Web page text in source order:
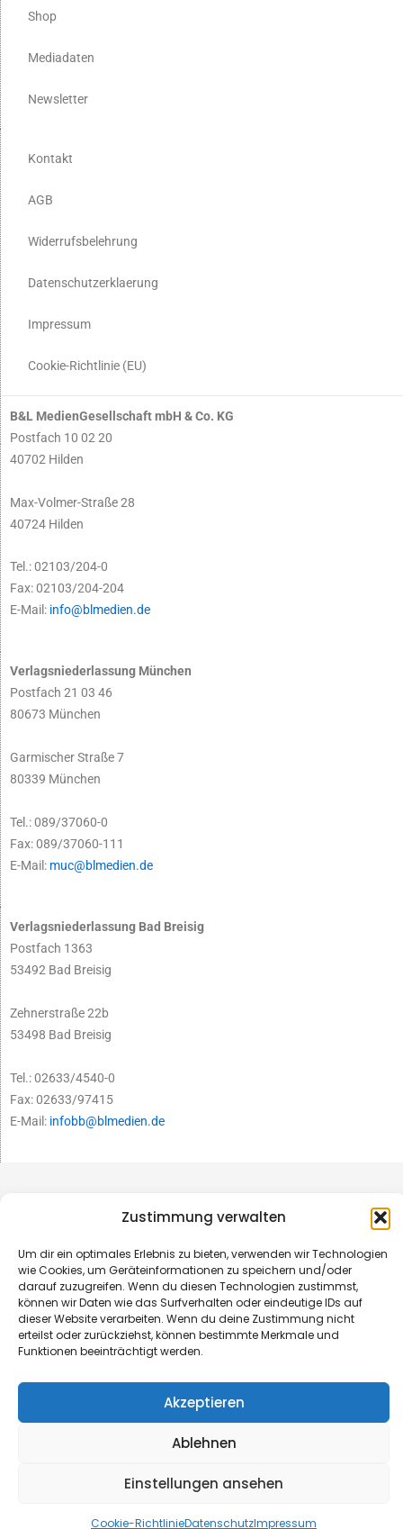
Zustimmung verwalten
Um dir ein optimales Erlebnis zu bieten, verwenden wir Technologien
wie Cookies, um Geräteinformationen zu speichern und/oder
darauf zuzugreifen. Wenn du diesen Technologien zustimmst,
können wir Daten wie das Surfverhalten oder eindeutige IDs auf
dieser Website verarbeiten. Wenn du deine Zustimmung nicht
erteilst oder zurückziehst, können bestimmte Merkmale und
Funktionen beeinträchtigt werden.
Akzeptieren
Ablehnen
Einstellungen ansehen
Cookie-RichtlinieDatenschutzImpressum
Shop
Mediadaten
Newsletter
Kontakt
AGB
Widerrufsbelehrung
Datenschutzerklaerung
Impressum
Cookie-Richtlinie (EU)
B&L MedienGesellschaft mbH & Co. KG
Postfach 10 02 20
40702 Hilden
Max-Volmer-Straße 28
40724 Hilden
Tel.: 02103/204-0
Fax: 02103/204-204
E-Mail: info@blmedien.de
Verlagsniederlassung München
Postfach 21 03 46
80673 München
Garmischer Straße 7
80339 München
Tel.: 089/37060-0
Fax: 089/37060-111
E-Mail: muc@blmedien.de
Verlagsniederlassung Bad Breisig
Postfach 1363
53492 Bad Breisig
Zehnerstraße 22b
53498 Bad Breisig
Tel.: 02633/4540-0
Fax: 02633/97415
E-Mail: infobb@blmedien.de
Made with ♥ by HLT GmbH & Co. KG